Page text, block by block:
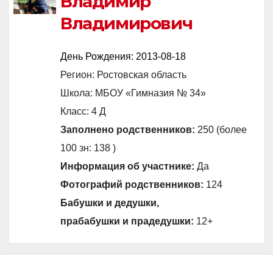
Владимирович
День Рождения:2013-08-18
Регион: Ростовская область
Школа: МБОУ «Гимназия № 34»
Класс: 4 Д
Заполнено родственников:250 (более
100 зн: 138 )
Информация об участнике: Да
Фотографий родственников: 124
Бабушки и дедушки,
прабабушки и прадедушки: 12+